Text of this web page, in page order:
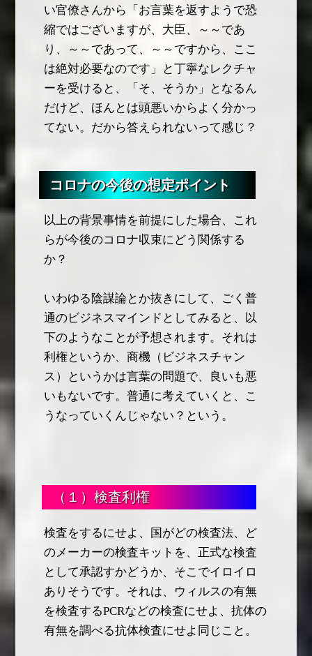
い官僚さんから「お言葉を返すようで恐
縮ではございますが、大臣、～～であ
り、～～であって、～～ですから、ここ
は絶対必要なのです」と丁寧なレクチャ
ーを受けると、「そ、そうか」となるん
だけど、ほんとは頭悪いからよく分かっ
てない。だから答えられないって感じ？
コロナの今後の想定ポイント
以上の背景事情を前提にした場合、これ
らが今後のコロナ収束にどう関係する
か？
いわゆる陰謀論とか抜きにして、ごく普
通のビジネスマインドとしてみると、以
下のようなことが予想されます。それは
利権というか、商機（ビジネスチャン
ス）というかは言葉の問題で、良いも悪
いもないです。普通に考えていくと、こ
うなっていくんじゃない？という。
（１）検査利権
検査をするにせよ、国がどの検査法、ど
のメーカーの検査キットを、正式な検査
として承認すかどうか、そこでイロイロ
ありそうです。それは、ウィルスの有無
を検査するPCRなどの検査にせよ、抗体の
有無を調べる抗体検査にせよ同じこと。